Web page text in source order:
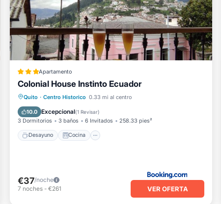
Apartamento
Colonial House Instinto Ecuador
Quito · Centro Historico 0.33 mi al centro
10.0 Excepcional(1 Revisar)
3 Dormitorios 3 baños 6 Invitados 258.33 pies²
Desayuno Cocina
Desayuno
€37/noche
7 noches - €261 VER OFERTA